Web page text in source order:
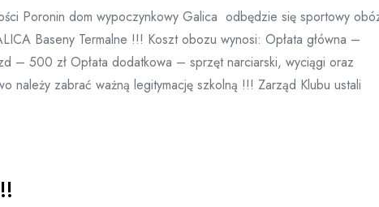
Poronin dom wypoczynkowy Galica odbędzie się sportowy
Baseny Termalne !!! Koszt obozu wynosi: Opłata główna –
– 500 zł Opłata dodatkowa – sprzęt narciarski, wyciągi oraz
należy zabrać ważną legitymację szkolną !!! Zarząd Klubu ustali